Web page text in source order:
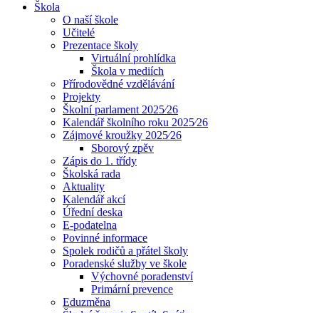
Škola
O naší škole
Učitelé
Prezentace školy
Virtuální prohlídka
Škola v mediích
Přírodovědné vzdělávání
Projekty
Školní parlament 2025⁄26
Kalendář školního roku 2025⁄26
Zájmové kroužky 2025⁄26
Sborový zpěv
Zápis do 1. třídy
Školská rada
Aktuality
Kalendář akcí
Úřední deska
E-podatelna
Povinné informace
Spolek rodičů a přátel školy
Poradenské služby ve škole
Výchovné poradenství
Primární prevence
Eduzměna